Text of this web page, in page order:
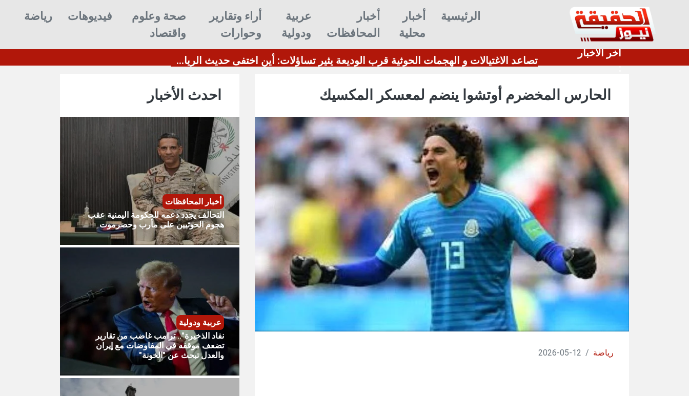
الرئيسية
أخبار
محلية
أخبار
المحافظات
عربية
ودولية
أراء وتقارير
وحوارات
صحة وعلوم
واقتصاد
فيديوهات رياضة
أخر الأخبار
:
السياحة بهدف ولادة الأطفال للحصول على الجنسية في الولايات المتحدة
الحارس المخضرم أوتشوا ينضم لمعسكر المكسيك
رياضة /
12-05-2026
احدث الأخبار
أخبار المحافظات
التحالف يجدد دعمه للحكومة اليمنية عقب
هجوم الحوثيين على مأرب وحضرموت
عربية ودولية
نفاد الذخيرة".. ترامب غاضب من تقارير
تضعف موقفه في المفاوضات مع إيران
والعدل تبحث عن "الخونة"